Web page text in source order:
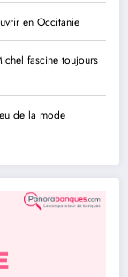
en Occitanie
fascine toujours
de la mode